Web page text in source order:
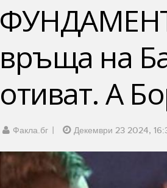
връща на
отиват. А
Факла.бг Декември 23 2024,